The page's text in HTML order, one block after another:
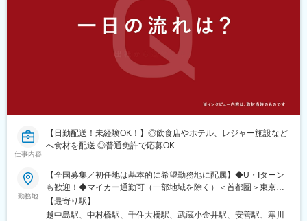
仕事内容
【日勤配送！未経験OK！】◎飲食店やホテル、レジャー施設など
へ食材を配送 ◎普通免許で応募OK
勤務地
【全国募集／初任地は基本的に希望勤務地に配属】◆U・Iターン
も歓迎！◆マイカー通勤可（一部地域を除く）＜首都圏＞東京都
江東区/練馬区/足立区/小平市神奈川県横浜市/平塚市/相模原市千葉
県習志野市/柏市/鴨川市/成田市埼玉県さいたま市/熊谷市＜北海道
【最寄り駅】
越中島駅、中村橋駅、千住大橋駅、武蔵小金井駅、安善駅、寒川